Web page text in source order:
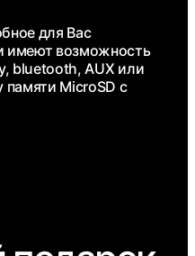
для Вас
имеют возможность
bluetooth, AUX или
памяти MicroSD с